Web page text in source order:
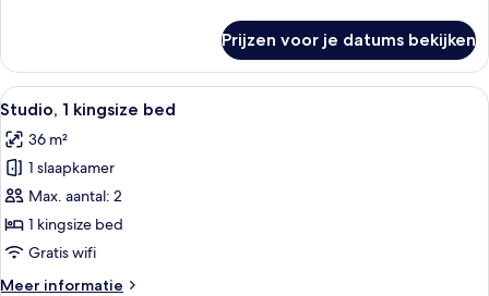
kamer,
tweepersoonsbedden
Prijzen voor je datums bekijken
Alle
foto's
voor
Studio,
1
kingsize
bed
Een compacte hotelkamer met een
8
Studio, 1 kingsize bed
36 m²
1 slaapkamer
Max. aantal: 2
1 kingsize bed
Gratis wifi
Meer informatie
Meer